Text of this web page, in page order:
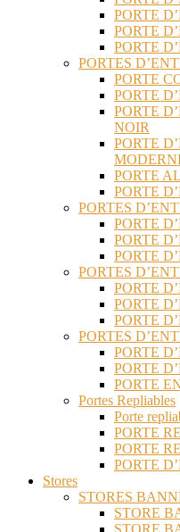
PORTE
PORTE
PORTE
PORTES
PORTE
PORTE
PORTE
NOIR
PORTE
PORTE
PORTE
PORTES
PORTE
PORTE
PORTE
PORTES
PORTE
PORTE
PORTE
PORTES
PORTE
PORTE
PORTE
Portes Repliables
Porte
PORTE
PORTE
PORTE
Stores
STORES
STORE